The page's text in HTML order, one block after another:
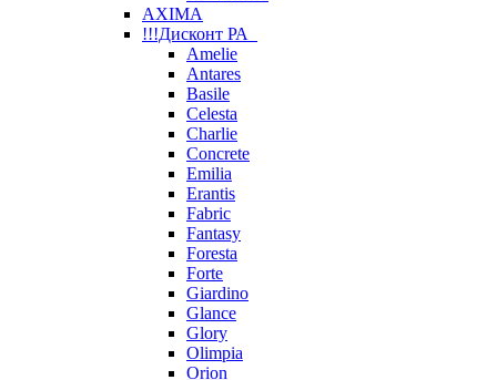
AXIMA
!!!Дисконт РА
Amelie
Antares
Basile
Celesta
Charlie
Concrete
Emilia
Erantis
Fabric
Fantasy
Foresta
Forte
Giardino
Glance
Glory
Olimpia
Orion